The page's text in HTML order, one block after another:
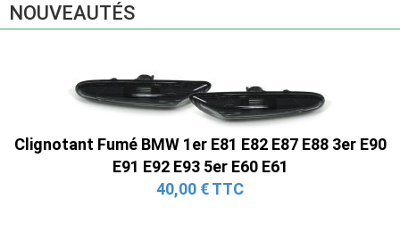
NOUVEAUTÉS
Clignotant Fumé BMW 1er E81 E82 E87 E88 3er E90
E91 E92 E93 5er E60 E61
40,00 € TTC